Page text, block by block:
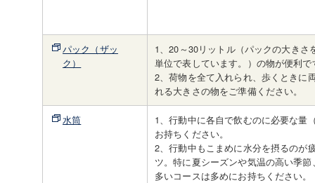
パック（ザッ
ク）
1、20～30リットル（パックの大きさ
単位で表しています。）の物が便利で
2、荷物を全て入れられ、歩くときに
れる大きさの物をご準備ください。
水筒
1、行動中に各自で飲むのに必要な量
お持ちください。
2、行動中もこまめに水分を摂るのが
ツ。特に夏シーズンや気温の高い季
多いコースは多めにお持ちください。